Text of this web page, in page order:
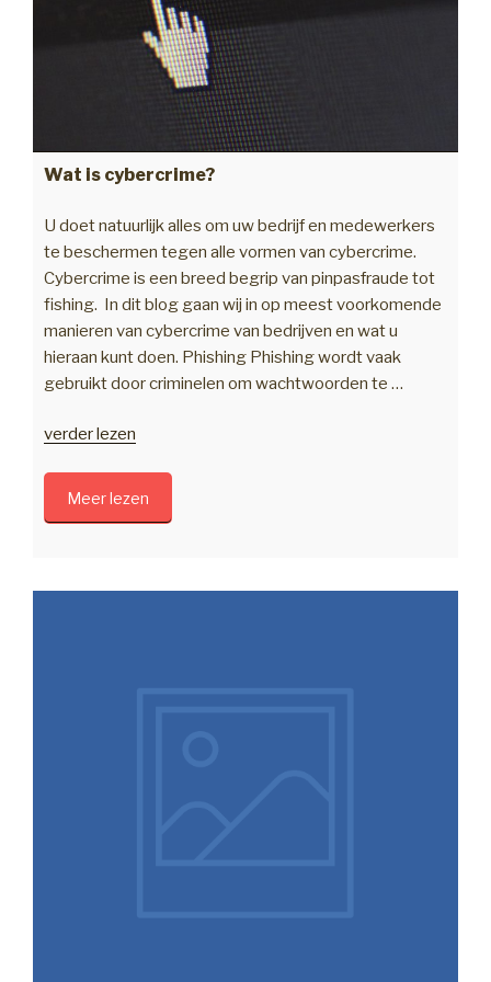
Wat is cybercrime?
U doet natuurlijk alles om uw bedrijf en medewerkers
te beschermen tegen alle vormen van cybercrime.
Cybercrime is een breed begrip van pinpasfraude tot
fishing. In dit blog gaan wij in op meest voorkomende
manieren van cybercrime van bedrijven en wat u
hieraan kunt doen. Phishing Phishing wordt vaak
gebruikt door criminelen om wachtwoorden te …
“Wat
verder lezen
Meer lezen